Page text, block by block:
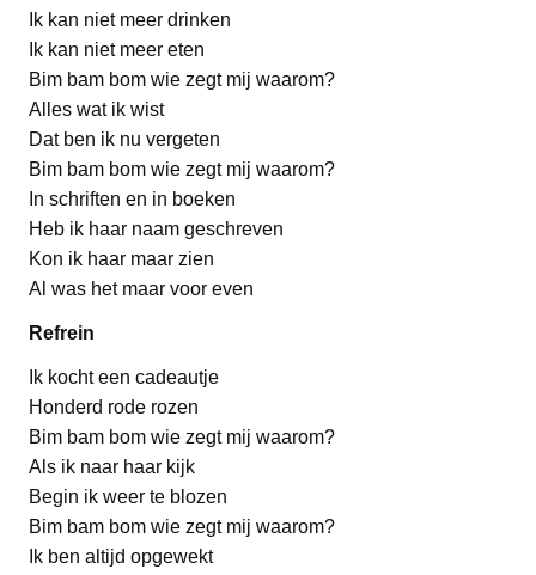
Ik kan niet meer drinken
Ik kan niet meer eten
Bim bam bom wie zegt mij waarom?
Alles wat ik wist
Dat ben ik nu vergeten
Bim bam bom wie zegt mij waarom?
In schriften en in boeken
Heb ik haar naam geschreven
Kon ik haar maar zien
Al was het maar voor even
Refrein
Ik kocht een cadeautje
Honderd rode rozen
Bim bam bom wie zegt mij waarom?
Als ik naar haar kijk
Begin ik weer te blozen
Bim bam bom wie zegt mij waarom?
Ik ben altijd opgewekt